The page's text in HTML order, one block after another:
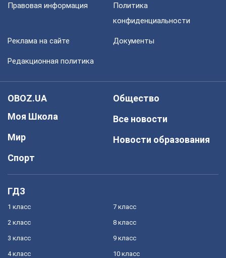
Правовая информация
Политика
конфиденциальности
Реклама на сайте Документы
Редакционная политика
OBOZ.UA
Моя Школа
Мир
Спорт
Общество
Все новости
Новости образования
ГДЗ
1 класс
2 класс
3 класс
4 класс
7 класс
8 класс
9 класс
10 класс